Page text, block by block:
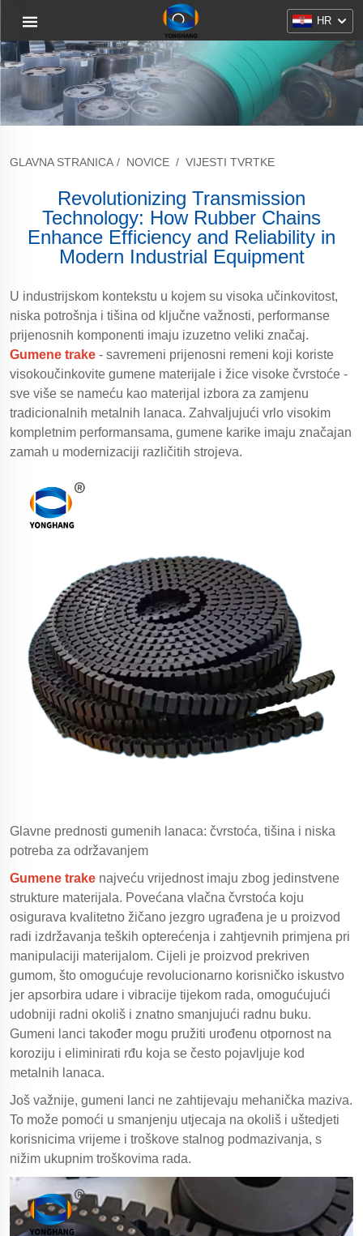
HR
GLAVNA STRANICA / NOVICE / VIJESTI TVRTKE
Revolutionizing Transmission
Technology: How Rubber Chains
Enhance Efficiency and Reliability in
Modern Industrial Equipment
U industrijskom kontekstu u kojem su visoka učinkovitost,
niska potrošnja i tišina od ključne važnosti, performanse
prijenosnih komponenti imaju izuzetno veliki značaj.
Gumene trake - savremeni prijenosni remeni koji koriste
visokoučinkovite gumene materijale i žice visoke čvrstoće -
sve više se nameću kao materijal izbora za zamjenu
tradicionalnih metalnih lanaca. Zahvaljujući vrlo visokim
kompletnim performansama, gumene karike imaju značajan
zamah u modernizaciji različitih strojeva.
Glavne prednosti gumenih lanaca: čvrstoća, tišina i niska
potreba za održavanjem
Gumene trake najveću vrijednost imaju zbog jedinstvene
strukture materijala. Povećana vlačna čvrstoća koju
osigurava kvalitetno žičano jezgro ugrađena je u proizvod
radi izdržavanja teških opterećenja i zahtjevnih primjena pri
manipulaciji materijalom. Cijeli je proizvod prekriven
gumom, što omogućuje revolucionarno korisničko iskustvo
jer apsorbira udare i vibracije tijekom rada, omogućujući
udobniji radni okoliš i znatno smanjujući radnu buku.
Gumeni lanci također mogu pružiti urođenu otpornost na
koroziju i eliminirati rđu koja se često pojavljuje kod
metalnih lanaca.
Još važnije, gumeni lanci ne zahtijevaju mehanička maziva.
To može pomoći u smanjenju utjecaja na okoliš i uštedjeti
korisnicima vrijeme i troškove stalnog podmazivanja, s
nižim ukupnim troškovima rada.